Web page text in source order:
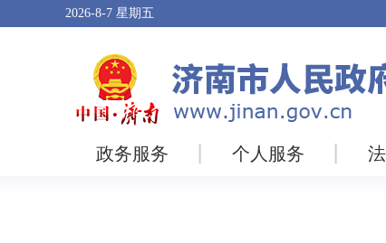
2026-8-7 星期五
政务服务 个人服务